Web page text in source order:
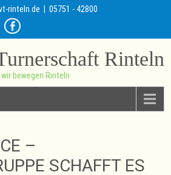
rinteln.de | 05751 - 42800
Rinteln
wir bewegen Rinteln
–
SCHAFFT ES